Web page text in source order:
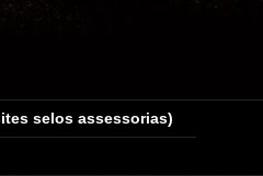
selos assessorias)